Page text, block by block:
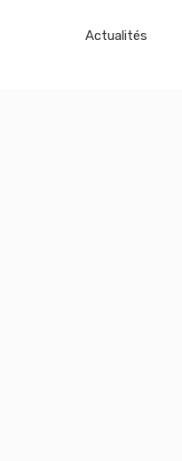
Actualités